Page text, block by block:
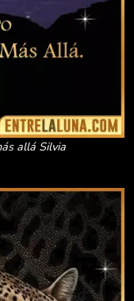
allá Silvia